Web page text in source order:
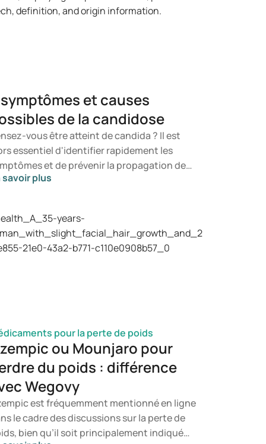
et causes
de la candidose
vous être atteint de candida ? Il est
essentiel d'identifier rapidement les
et de prévenir la propagation de
champignon. Dans cet article, vous
une infection à candida peut se
Vous serez ainsi en mesure de
à quel moment il est opportun de
savoir plus
pour la perte de poids
ou Mounjaro pour
du poids : différence
Wegovy
est fréquemment mentionné en ligne
le cadre des discussions sur la perte de
bien qu’il soit principalement indiqué